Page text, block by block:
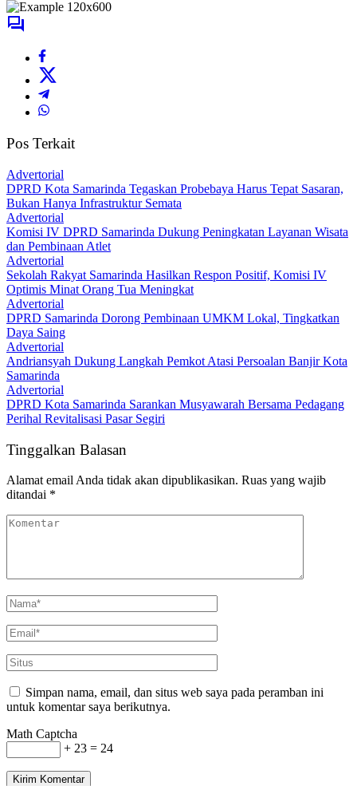
Pos Terkait
Advertorial
DPRD Kota Samarinda Tegaskan Probebaya Harus Tepat Sasaran,
Bukan Hanya Infrastruktur Semata
Advertorial
Komisi IV DPRD Samarinda Dukung Peningkatan Layanan Wisata
dan Pembinaan Atlet
Advertorial
Sekolah Rakyat Samarinda Hasilkan Respon Positif, Komisi IV
Optimis Minat Orang Tua Meningkat
Advertorial
DPRD Samarinda Dorong Pembinaan UMKM Lokal, Tingkatkan
Daya Saing
Advertorial
Andriansyah Dukung Langkah Pemkot Atasi Persoalan Banjir Kota
Samarinda
Advertorial
DPRD Kota Samarinda Sarankan Musyawarah Bersama Pedagang
Perihal Revitalisasi Pasar Segiri
Tinggalkan Balasan
Alamat email Anda tidak akan dipublikasikan. Ruas yang wajib
ditandai *
Simpan nama, email, dan situs web saya pada peramban ini
untuk komentar saya berikutnya.
Math Captcha
+ 23 = 24